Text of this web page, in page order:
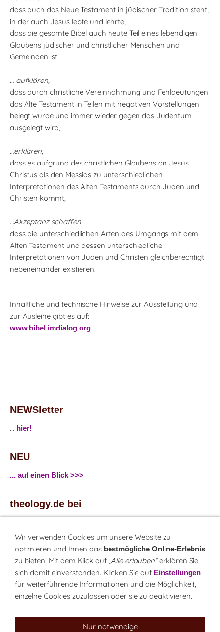
dass auch das Neue Testament in jüdischer Tradition steht,
in der auch Jesus lebte und lehrte,
dass die gesamte Bibel auch heute Teil eines lebendigen
Glaubens jüdischer und christlicher Menschen und
Gemeinden ist.
… aufklären,
dass durch christliche Vereinnahmung und Fehldeutungen
das Alte Testament in Teilen mit negativen Vorstellungen
belegt wurde und immer wieder gegen das Judentum
ausgelegt wird,
…erklären,
dass es aufgrund des christlichen Glaubens an Jesus
Christus als den Messias zu unterschiedlichen
Interpretationen des Alten Testaments durch Juden und
Christen kommt,
…Akzeptanz schaffen,
dass die unterschiedlichen Arten des Umgangs mit dem
Alten Testament und dessen unterschiedliche
Interpretationen von Juden und Christen gleichberechtigt
nebeneinander existieren.
Inhaltliche und technische Hinweise zur Ausstellung und
zur Ausleihe gibt es auf:
www.bibel.imdialog.org
NEWSletter
... hier!
NEU
... auf einen Blick >>>
theology.de bei
...Twitter
Monatsrätsel
Rätseln & Gewinnen!
Wir verwenden Cookies um unsere Website zu
optimieren und Ihnen das bestmögliche Online-Erlebnis
zu bieten. Mit dem Klick auf „Alle erlauben“erklären Sie
sich damit einverstanden. Klicken Sie auf Einstellungen
für weiterführende Informationen und die Möglichkeit,
einzelne Cookies zuzulassen oder sie zu deaktivieren.
Nur notwendige